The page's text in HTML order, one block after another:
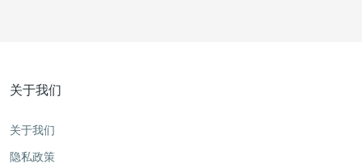
关于我们
关于我们
隐私政策